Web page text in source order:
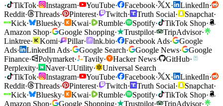
· TikTok· Instagram· YouTube· Facebook· X· LinkedIn·
Reddit· Threads· Pinterest· Twitch· Truth Social· Snapchat·
Kick· Bluesky· Kwai· Rumble· Spotify· TikTok Shop·
Amazon Shop· Google Shopping· Trustpilot· TripAdvisor·
Linktree· Komi· Pillar· lnk.bio· Facebook Ads·
Google
Ads· LinkedIn Ads· Google Search· Google News·
Google
Finance· Polymarket· Tavily· Hacker News· GitHub·
Perplexity· Naver·UUtility·
Universal Search
·
TikTok· Instagram· YouTube· Facebook· X· LinkedIn·
Reddit· Threads· Pinterest· Twitch· Truth Social· Snapchat·
Kick· Bluesky· Kwai· Rumble· Spotify· TikTok Shop·
Amazon Shop· Google Shopping· Trustpilot· TripAdvisor·